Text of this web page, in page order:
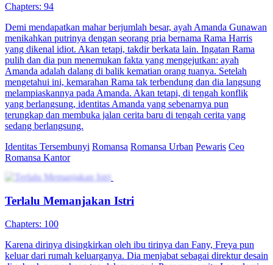
Chapters: 94
Demi mendapatkan mahar berjumlah besar, ayah Amanda Gunawan
menikahkan putrinya dengan seorang pria bernama Rama Harris
yang dikenal idiot. Akan tetapi, takdir berkata lain. Ingatan Rama
pulih dan dia pun menemukan fakta yang mengejutkan: ayah
Amanda adalah dalang di balik kematian orang tuanya. Setelah
mengetahui ini, kemarahan Rama tak terbendung dan dia langsung
melampiaskannya pada Amanda. Akan tetapi, di tengah konflik
yang berlangsung, identitas Amanda yang sebenarnya pun
terungkap dan membuka jalan cerita baru di tengah cerita yang
sedang berlangsung.
Identitas Tersembunyi Romansa Romansa Urban Pewaris Ceo
Romansa Kantor
Terlalu Memanjakan Istri
Chapters: 100
Karena dirinya disingkirkan oleh ibu tirinya dan Fany, Freya pun
keluar dari rumah keluarganya. Dia menjabat sebagai direktur desain